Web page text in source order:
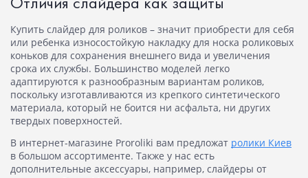
Купить слайдер для роликов – значит приобрести для себя
или ребенка износостойкую накладку для носка роликовых
коньков для сохранения внешнего вида и увеличения
срока их службы. Большинство моделей легко
адаптируются к разнообразным вариантам роликов,
поскольку изготавливаются из крепкого синтетического
материала, который не боится ни асфальта, ни других
твердых поверхностей.
В интернет-магазине Proroliki вам предложат ролики Киев
в большом ассортименте. Также у нас есть
дополнительные аксессуары, например, слайдеры от